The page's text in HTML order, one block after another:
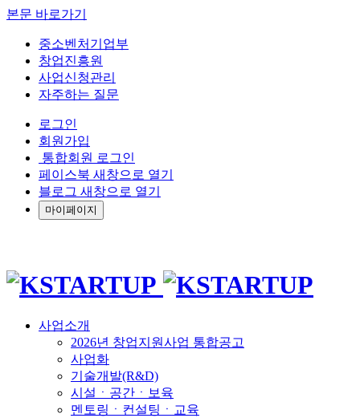
본문 바로가기
중소벤처기업부
창업진흥원
사업신청관리
자주하는 질문
로그인
회원가입
통합회원 로그인
페이스북 새창으로 열기
블로그 새창으로 열기
마이페이지
사업소개
2026년 창업지원사업 통합공고
사업화
기술개발(R&D)
시설ㆍ공간ㆍ보육
멘토링ㆍ컨설팅ㆍ교육